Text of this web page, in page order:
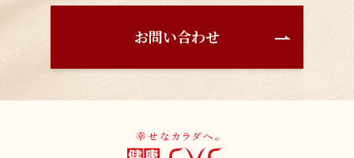
お問い合わせ